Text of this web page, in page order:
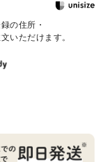
の住所・
いただけます。